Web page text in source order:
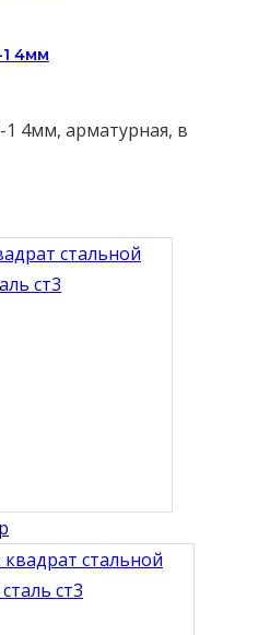
4мм
4мм, арматурная, в